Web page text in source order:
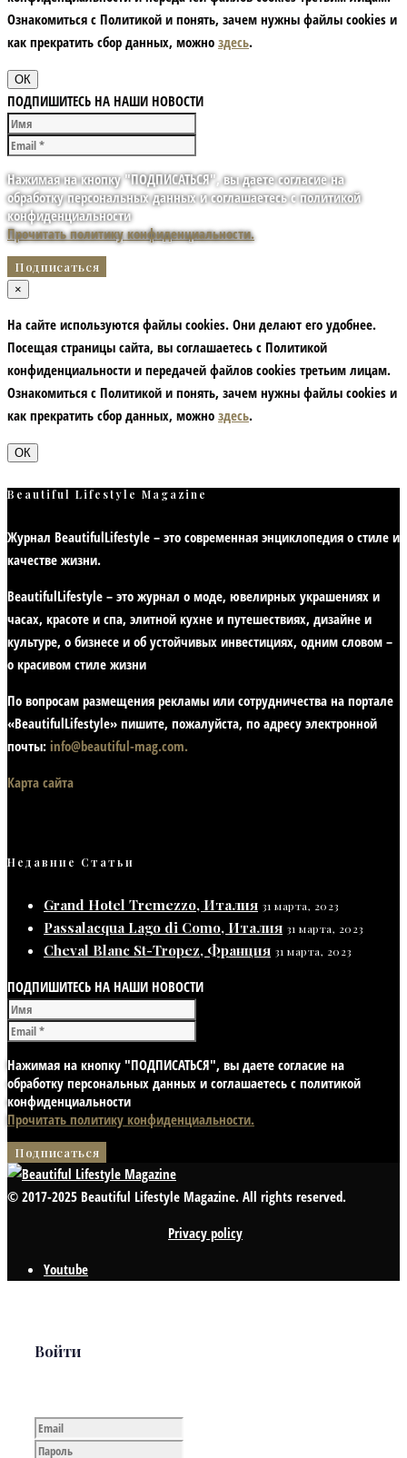
Ознакомиться с Политикой и понять, зачем нужны файлы сookies и
как прекратить сбор данных, можно здесь.
ОК
ПОДПИШИТЕСЬ НА НАШИ НОВОСТИ
Нажимая на кнопку "ПОДПИСАТЬСЯ", вы даете согласие на
обработку персональных данных и соглашаетесь с политикой
конфиденциальности
Прочитать политику конфиденциальности.
×
На сайте используются файлы cookies. Они делают его удобнее.
Посещая страницы сайта, вы соглашаетесь с Политикой
конфиденциальности и передачей файлов cookies третьим лицам.
Ознакомиться с Политикой и понять, зачем нужны файлы сookies и
как прекратить сбор данных, можно здесь.
ОК
Beautiful Lifestyle Magazine
Журнал BeautifulLifestyle – это современная энциклопедия о стиле и
качестве жизни.
BeautifulLifestyle – это журнал о моде, ювелирных украшениях и
часах, красоте и спа, элитной кухне и путешествиях, дизайне и
культуре, о бизнесе и об устойчивых инвестициях, одним словом –
о красивом стиле жизни
По вопросам размещения рекламы или сотрудничества на портале
«BeautifulLifestyle» пишите, пожалуйста, по адресу электронной
почты: info@beautiful-mag.com.
Карта сайта
Недавние Статьи
Grand Hotel Tremezzo, Италия 31 марта, 2023
Passalacqua Lago di Como, Италия 31 марта, 2023
Cheval Blanc St-Tropez, Франция 31 марта, 2023
ПОДПИШИТЕСЬ НА НАШИ НОВОСТИ
Нажимая на кнопку "ПОДПИСАТЬСЯ", вы даете согласие на
обработку персональных данных и соглашаетесь с политикой
конфиденциальности
Прочитать политику конфиденциальности.
© 2017-2025 Beautiful Lifestyle Magazine. All rights reserved.
Privacy policy
Youtube
Войти